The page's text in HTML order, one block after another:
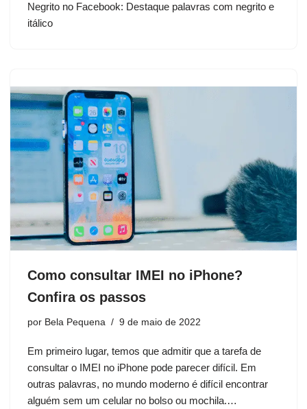
Negrito no Facebook: Destaque palavras com negrito e
itálico
Como consultar IMEI no iPhone?
Confira os passos
por Bela Pequena 9 de maio de 2022
Em primeiro lugar, temos que admitir que a tarefa de
consultar o IMEI no iPhone pode parecer difícil. Em
outras palavras, no mundo moderno é difícil encontrar
alguém sem um celular no bolso ou mochila.…